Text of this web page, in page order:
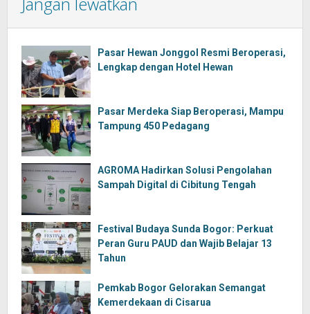
Pasar Hewan Jonggol Resmi Beroperasi,
Lengkap dengan Hotel Hewan
Pasar Merdeka Siap Beroperasi, Mampu
Tampung 450 Pedagang
AGROMA Hadirkan Solusi Pengolahan
Sampah Digital di Cibitung Tengah
Festival Budaya Sunda Bogor: Perkuat
Peran Guru PAUD dan Wajib Belajar 13
Tahun
Pemkab Bogor Gelorakan Semangat
Kemerdekaan di Cisarua